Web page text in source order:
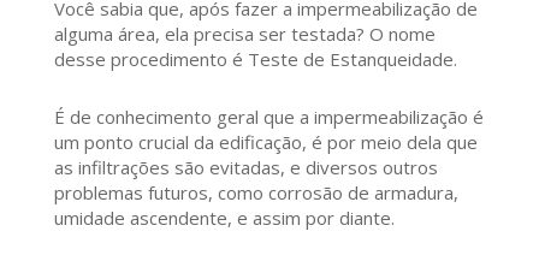
Você sabia que, após fazer a impermeabilização de
alguma área, ela precisa ser testada? O nome
desse procedimento é Teste de Estanqueidade.
É de conhecimento geral que a impermeabilização é
um ponto crucial da edificação, é por meio dela que
as infiltrações são evitadas, e diversos outros
problemas futuros, como corrosão de armadura,
umidade ascendente, e assim por diante.